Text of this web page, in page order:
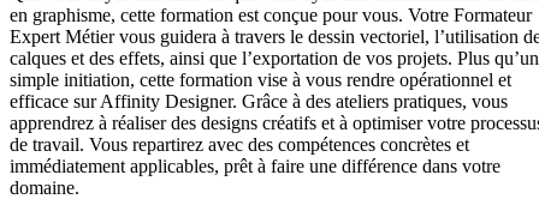
en graphisme, cette formation est conçue pour vous. Votre Formateur
Expert Métier vous guidera à travers le dessin vectoriel, l’utilisation
calques et des effets, ainsi que l’exportation de vos projets. Plus
simple initiation, cette formation vise à vous rendre opérationnel et
efficace sur Affinity Designer. Grâce à des ateliers pratiques, vous
apprendrez à réaliser des designs créatifs et à optimiser votre
de travail. Vous repartirez avec des compétences concrètes et
immédiatement applicables, prêt à faire une différence dans votre
domaine.